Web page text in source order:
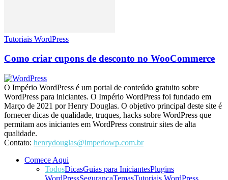
Tutoriais WordPress
Como criar cupons de desconto no WooCommerce
O Império WordPress é um portal de conteúdo gratuito sobre
WordPress para iniciantes. O Império WordPress foi fundado em
Março de 2021 por Henry Douglas. O objetivo principal deste site é
fornecer dicas de qualidade, truques, hacks sobre WordPress que
permitam aos iniciantes em WordPress construir sites de alta
qualidade.
Contato: henrydouglas@imperiowp.com.br
Comece Aqui
TodosDicasGuias para IniciantesPlugins